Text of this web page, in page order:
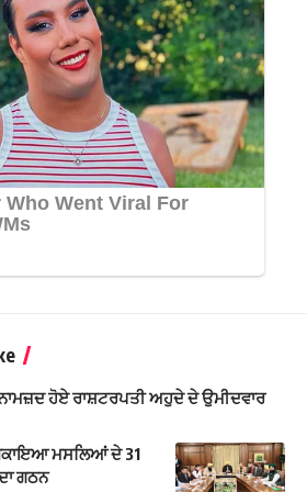
ਹੋਏ ਰਾਸ਼ਟਰਪਤੀ ਅਹੁਦੇ ਦੇ ਉਮੀਦਵਾਰ
ਮਸਲਿਆਂ ਦੇ 31
ਗਠਨ